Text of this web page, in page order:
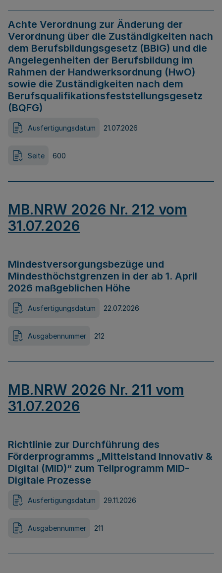
Achte Verordnung zur Änderung der
Verordnung über die Zuständigkeiten nach
dem Berufsbildungsgesetz (BBiG) und die
Angelegenheiten der Berufsbildung im
Rahmen der Handwerksordnung (HwO)
sowie die Zuständigkeiten nach dem
Berufsqualifikationsfeststellungsgesetz
(BQFG)
Ausfertigungsdatum 21.07.2026
Seite 600
MB.NRW 2026 Nr. 212 vom
31.07.2026
Mindestversorgungsbezüge und
Mindesthöchstgrenzen in der ab 1. April
2026 maßgeblichen Höhe
Ausfertigungsdatum 22.07.2026
Ausgabennummer 212
MB.NRW 2026 Nr. 211 vom
31.07.2026
Richtlinie zur Durchführung des
Förderprogramms „Mittelstand Innovativ &
Digital (MID)“ zum Teilprogramm MID-
Digitale Prozesse
Ausfertigungsdatum 29.11.2026
Ausgabennummer 211